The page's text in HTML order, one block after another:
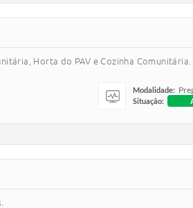
Horta do PAV e Cozinha Comunitária.
Modalidade:
Situação: